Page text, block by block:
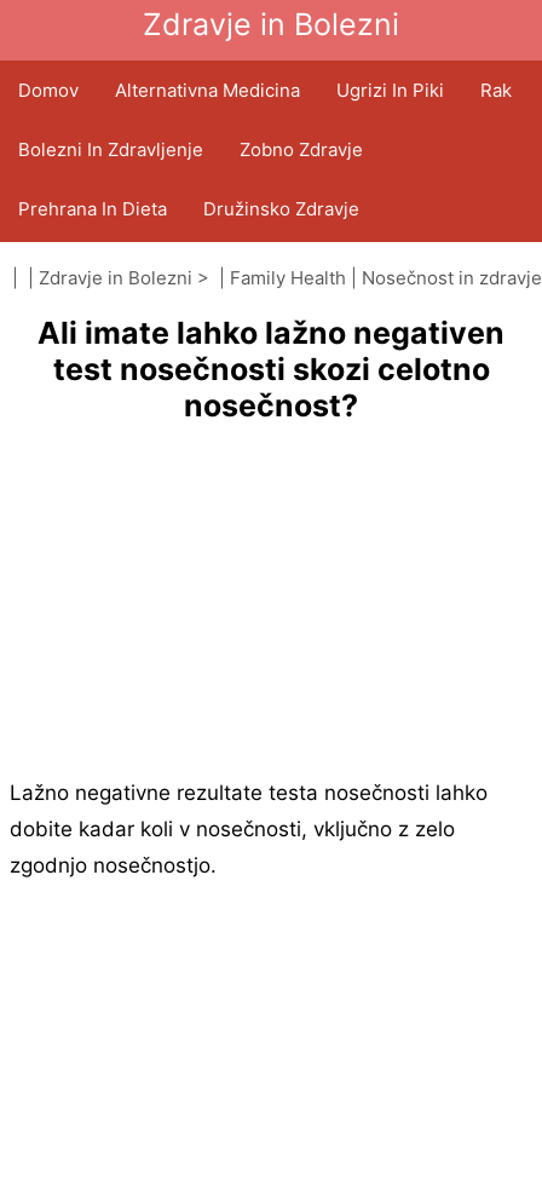
Zdravje in Bolezni
Domov Alternativna Medicina Ugrizi In Piki Rak
Bolezni In Zdravljenje Zobno Zdravje
Prehrana In Dieta Družinsko Zdravje
Zdravstveni Sektor Duševno Zdravje
Javno Zdravje In Varnost Operacije In Posegi
Zdravje in Bolezni > | Family Health Nosečnost in zdravje
Ali imate lahko lažno negativen
test nosečnosti skozi celotno
nosečnost?
Lažno negativne rezultate testa nosečnosti lahko
dobite kadar koli v nosečnosti, vključno z zelo
zgodnjo nosečnostjo.